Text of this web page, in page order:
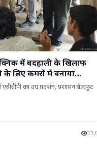
में बदहाली के खिलाफ
के लिए कमरों में बनाया
का उग्र प्रदर्शन, प्रशासन बैकफुट
117